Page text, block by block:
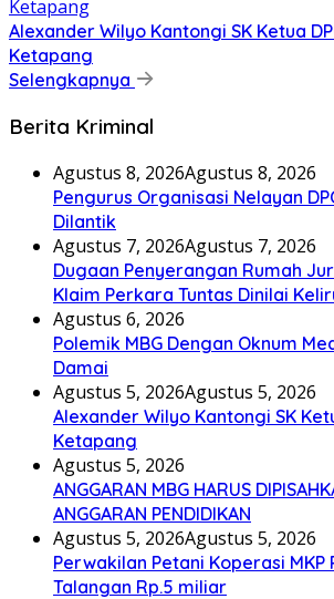
Alexander Wilyo Kantongi SK Ketua
Ketapang
Selengkapnya
Berita Kriminal
Agustus 8, 2026Agustus 8, 2026
Pengurus Organisasi Nelayan
Dilantik
Agustus 7, 2026Agustus 7, 2026
Dugaan Penyerangan Rumah
Klaim Perkara Tuntas Dinilai
Agustus 6, 2026
Polemik MBG Dengan Oknum
Damai
Agustus 5, 2026Agustus 5, 2026
Alexander Wilyo Kantongi SK
Ketapang
Agustus 5, 2026
ANGGARAN MBG HARUS
ANGGARAN PENDIDIKAN
Agustus 5, 2026Agustus 5, 2026
Perwakilan Petani Koperasi MKP
Talangan Rp.5 miliar